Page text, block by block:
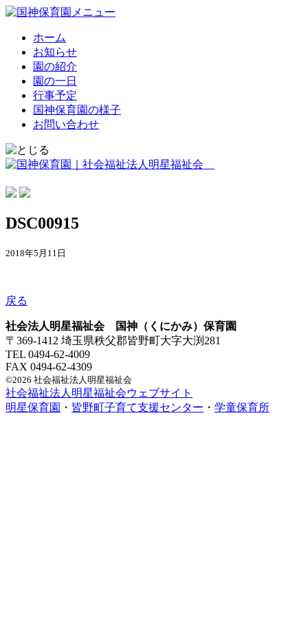
ホーム
お知らせ
園の紹介
園の一日
行事予定
国神保育園の様子
お問い合わせ
DSC00915
2018年5月11日
戻る
社会法人明星福祉会 国神（くにかみ）保育園
〒369-1412 埼玉県秩父郡皆野町大字大渕281
TEL 0494-62-4009
FAX 0494-62-4309
©2026 社会福祉法人明星福祉会
社会福祉法人明星福祉会ウェブサイト
明星保育園 ・ 皆野町子育て支援センター ・ 学童保育所